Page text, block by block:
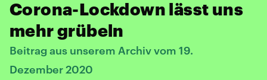
Corona-Lockdown lässt uns
mehr grübeln
Beitrag aus unserem Archiv vom 19.
Dezember 2020